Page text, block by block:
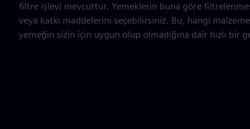
filtre işlevi mevcuttur. Yemeklerin buna göre
veya katkı maddelerini seçebilirsiniz. Bu, hangi
yemeğin sizin için uygun olup olmadığına dair hızlı bir